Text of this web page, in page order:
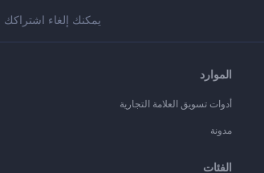
يمكنك إلغاء
الموارد
أدوات تسويق العلامة التجارية
مدونة
الفئات